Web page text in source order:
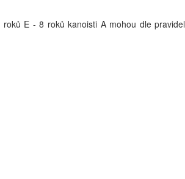
E - 8 roků kanoisti A mohou dle pravidel